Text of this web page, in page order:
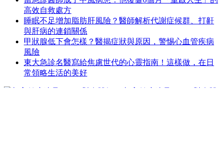
高效自救處方
睡眠不足增加脂肪肝風險？醫師解析代謝症候群、打鼾
與肝病的連鎖關係
甲狀腺低下會怎樣？醫揭症狀與原因，警惕心血管疾病
風險
東大急診名醫寫給焦慮世代的心靈指南！這樣做，在日
常領略生活的美好